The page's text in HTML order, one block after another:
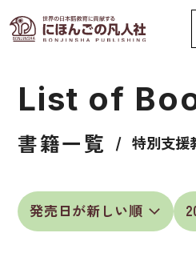
書籍一覧
お知らせ
イベント
本を
日本語学習者用教科書
List of
書籍一覧 特別支援